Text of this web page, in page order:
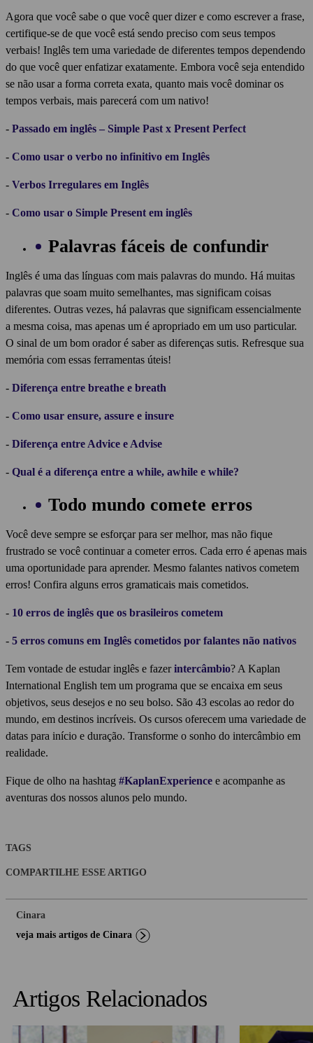
Agora que você sabe o que você quer dizer e como escrever a frase,
certifique-se de que você está sendo preciso com seus tempos
verbais! Inglês tem uma variedade de diferentes tempos dependendo
do que você quer enfatizar exatamente. Embora você seja entendido
se não usar a forma correta exata, quanto mais você dominar os
tempos verbais, mais parecerá com um nativo!
- Passado em inglês – Simple Past x Present Perfect
- Como usar o verbo no infinitivo em Inglês
- Verbos Irregulares em Inglês
- Como usar o Simple Present em inglês
Palavras fáceis de confundir
Inglês é uma das línguas com mais palavras do mundo. Há muitas
palavras que soam muito semelhantes, mas significam coisas
diferentes. Outras vezes, há palavras que significam essencialmente
a mesma coisa, mas apenas um é apropriado em um uso particular.
O sinal de um bom orador é saber as diferenças sutis. Refresque sua
memória com essas ferramentas úteis!
- Diferença entre breathe e breath
- Como usar ensure, assure e insure
- Diferença entre Advice e Advise
- Qual é a diferença entre a while, awhile e while?
Todo mundo comete erros
Você deve sempre se esforçar para ser melhor, mas não fique
frustrado se você continuar a cometer erros. Cada erro é apenas mais
uma oportunidade para aprender. Mesmo falantes nativos cometem
erros! Confira alguns erros gramaticais mais cometidos.
- 10 erros de inglês que os brasileiros cometem
- 5 erros comuns em Inglês cometidos por falantes não nativos
Tem vontade de estudar inglês e fazerintercâmbio? A Kaplan
International English tem um programa que se encaixa em seus
objetivos, seus desejos e no seu bolso. São 43 escolas ao redor do
mundo, em destinos incríveis. Os cursos oferecem uma variedade de
datas para início e duração. Transforme o sonho do intercâmbio em
realidade.
Fique de olho na hashtag #KaplanExperience e acompanhe as
aventuras dos nossos alunos pelo mundo.
TAGS
COMPARTILHE ESSE ARTIGO
Cinara
veja mais artigos de Cinara
Artigos Relacionados